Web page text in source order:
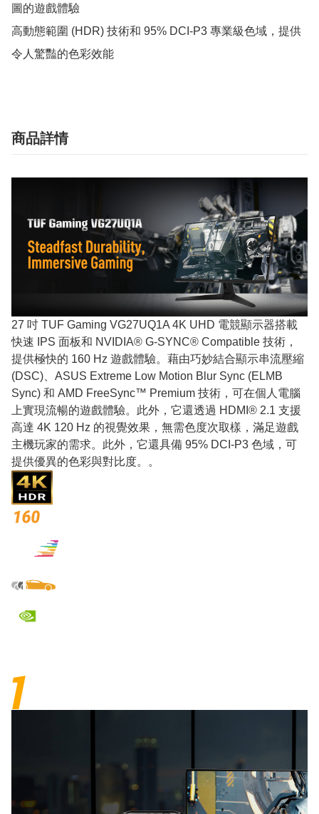
圖的遊戲體驗
高動態範圍 (HDR) 技術和 95% DCI-P3 專業級色域，提供
令人驚豔的色彩效能
商品詳情
27 吋 TUF Gaming VG27UQ1A 4K UHD 電競顯示器搭載
快速 IPS 面板和 NVIDIA® G-SYNC® Compatible 技術，
提供極快的 160 Hz 遊戲體驗。藉由巧妙結合顯示串流壓縮
(DSC)、ASUS Extreme Low Motion Blur Sync (ELMB
Sync) 和 AMD FreeSync™ Premium 技術，可在個人電腦
上實現流暢的遊戲體驗。此外，它還透過 HDMI® 2.1 支援
高達 4K 120 Hz 的視覺效果，無需色度次取樣，滿足遊戲
主機玩家的需求。此外，它還具備 95% DCI-P3 色域，可
提供優異的色彩與對比度。。